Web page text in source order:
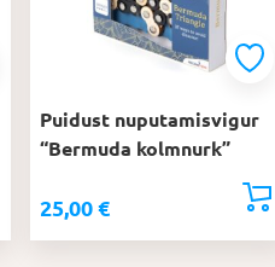
Puidust nuputamisvigur
“Bermuda kolmnurk”
25,00 €